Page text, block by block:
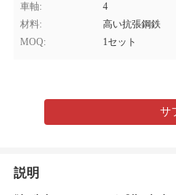
車軸:
4
材料:
高い抗張鋼鉄
MOQ:
1セット
サ
説明